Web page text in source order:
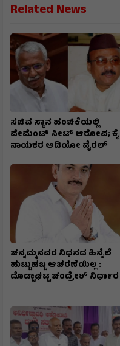
Related News
ಸಚಿವ ಸ್ಥಾನ ಹಂಚಿಕೆಯಲ್ಲಿ
ಪೇಮೆಂಟ್ ಸೀಟ್ ಆರೋಪ; ಕೈ
ನಾಯಕರ ಆಡಿಯೋ ವೈರಲ್
ಚನ್ನಮ್ಮನವರ ನಿಧನದ ಹಿನ್ನೆಲೆ
ಹುಟ್ಟುಹಬ್ಬ ಆಚರಣೆಯಿಲ್ಲ :
ದೊಡ್ಡಾಘಟ್ಟ ಚಂದ್ರೇಶ್ ನಿರ್ಧಾರ